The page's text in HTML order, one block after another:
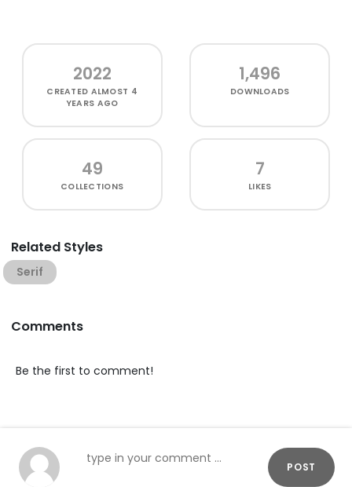
2022
CREATED ALMOST 4
YEARS AGO
1,496
DOWNLOADS
49
COLLECTIONS
7
LIKES
Related Styles
Serif
Comments
Be the first to comment!
POST